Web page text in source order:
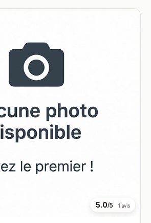
5.0/5 1 avis